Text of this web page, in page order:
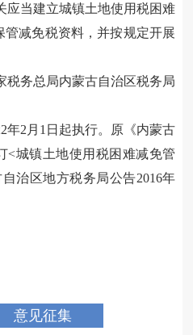
应当建立城镇土地使用税困难
减免税资料，并按规定开展
税务总局内蒙古自治区税务局
年2月1日起执行。原《内蒙古
<城镇土地使用税困难减免管
治区地方税务局公告2016年
意见征集